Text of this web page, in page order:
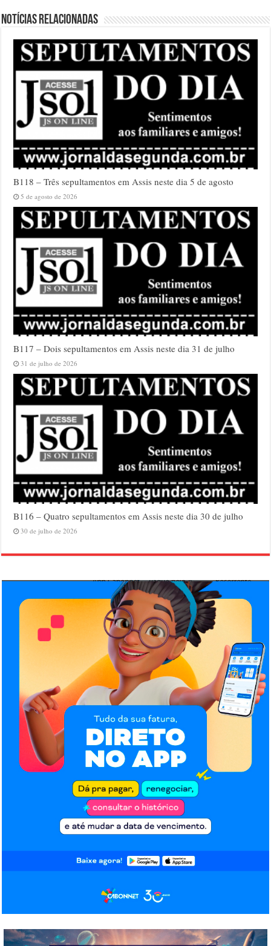
Notícias relacionadas
B118 – Três sepultamentos em Assis neste dia 5 de agosto
5 de agosto de 2026
B117 – Dois sepultamentos em Assis neste dia 31 de julho
31 de julho de 2026
B116 – Quatro sepultamentos em Assis neste dia 30 de julho
30 de julho de 2026